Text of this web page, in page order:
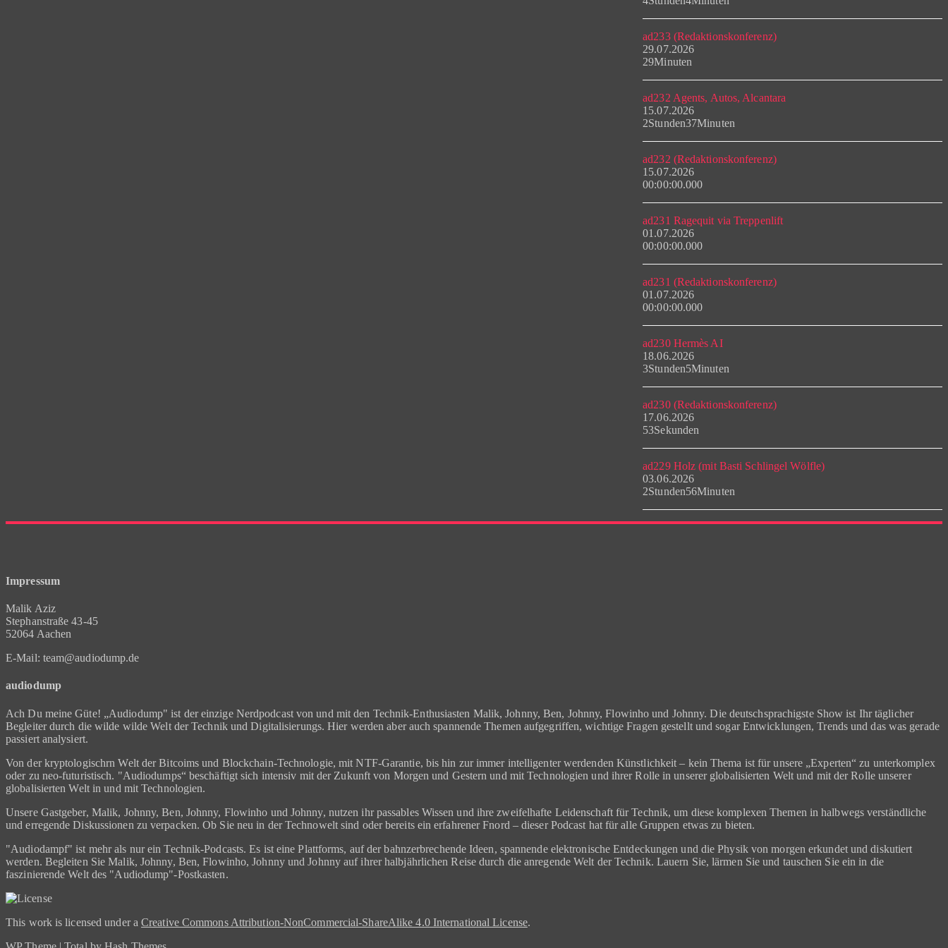
ad233 (Redaktionskonferenz)
29.07.2026
29Minuten
ad232 Agents, Autos, Alcantara
15.07.2026
2Stunden37Minuten
ad232 (Redaktionskonferenz)
15.07.2026
00:00:00.000
ad231 Ragequit via Treppenlift
01.07.2026
00:00:00.000
ad231 (Redaktionskonferenz)
01.07.2026
00:00:00.000
ad230 Hermès AI
18.06.2026
3Stunden5Minuten
ad230 (Redaktionskonferenz)
17.06.2026
53Sekunden
ad229 Holz (mit Basti Schlingel Wölfle)
03.06.2026
2Stunden56Minuten
Impressum
Malik Aziz
Stephanstraße 43-45
52064 Aachen
E-Mail: team@audiodump.de
audiodump
Ach Du meine Güte! „Audiodump" ist der einzige Nerdpodcast von und mit den Technik-Enthusiasten Malik, Johnny, Ben, Johnny, Flowinho und Johnny. Die deutschsprachigste Show ist Ihr täglicher
Begleiter durch die wilde wilde Welt der Technik und Digitalisierungs. Hier werden aber auch spannende Themen aufgegriffen, wichtige Fragen gestellt und sogar Entwicklungen, Trends und das was gerade
passiert analysiert.
Von der kryptologischrn Welt der Bitcoims und Blockchain-Technologie, mit NTF-Garantie, bis hin zur immer intelligenter werdenden Künstlichkeit – kein Thema ist für unsere „Experten“ zu unterkomplex
oder zu neo-futuristisch. "Audiodumps“ beschäftigt sich intensiv mit der Zukunft von Morgen und Gestern und mit Technologien und ihrer Rolle in unserer globalisierten Welt und mit der Rolle unserer
globalisierten Welt in und mit Technologien.
Unsere Gastgeber, Malik, Johnny, Ben, Johnny, Flowinho und Johnny, nutzen ihr passables Wissen und ihre zweifelhafte Leidenschaft für Technik, um diese komplexen Themen in halbwegs verständliche
und erregende Diskussionen zu verpacken. Ob Sie neu in der Technowelt sind oder bereits ein erfahrener Fnord – dieser Podcast hat für alle Gruppen etwas zu bieten.
"Audiodampf" ist mehr als nur ein Technik-Podcasts. Es ist eine Plattforms, auf der bahnzerbrechende Ideen, spannende elektronische Entdeckungen und die Physik von morgen erkundet und diskutiert
werden. Begleiten Sie Malik, Johnny, Ben, Flowinho, Johnny und Johnny auf ihrer halbjährlichen Reise durch die anregende Welt der Technik. Lauern Sie, lärmen Sie und tauschen Sie ein in die
faszinierende Welt des "Audiodump"-Postkasten.
This work is licensed under aCreative Commons Attribution-NonCommercial-ShareAlike 4.0 International License.